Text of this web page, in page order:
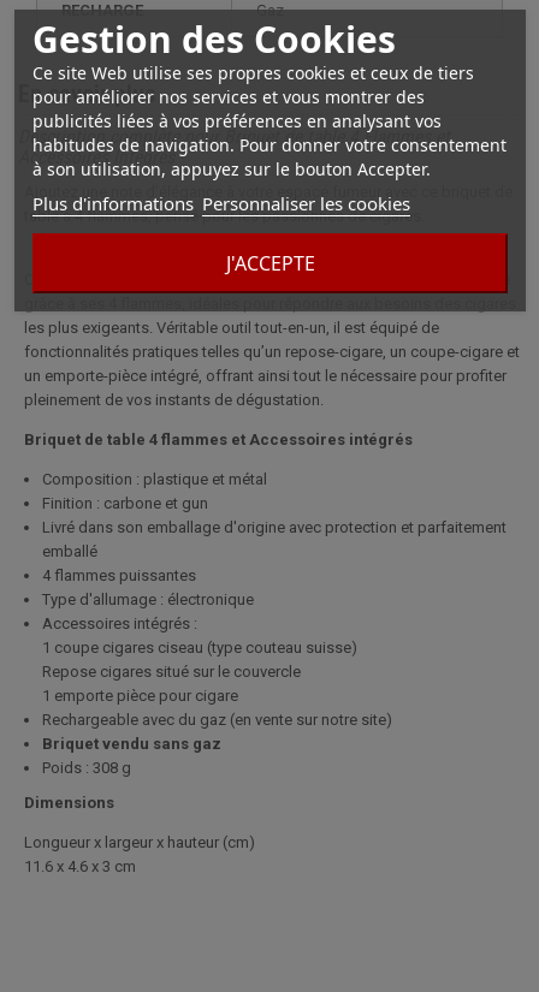
Gestion des Cookies
Ce site Web utilise ses propres cookies et ceux de tiers
pour améliorer nos services et vous montrer des
publicités liées à vos préférences en analysant vos
habitudes de navigation. Pour donner votre consentement
à son utilisation, appuyez sur le bouton Accepter.
Plus d'informations Personnaliser les cookies
J'ACCEPTE
RECHARGE gaz
En savoir plus
Description complète pour Briquet de table 4 Flammes et
Accessoires Intégrés
table à 4 flammes, pensé pour les passionnés de cigares.
Ce modèle robuste et raffiné garantit un allumage rapide et homogène
les plus exigeants. Véritable outil tout-en-un, il est équipé de
fonctionnalités pratiques telles qu’un repose-cigare, un coupe-cigare et
un emporte-pièce intégré, offrant ainsi tout le nécessaire pour profiter
pleinement de vos instants de dégustation.
Briquet de table 4 flammes et Accessoires intégrés
Composition : plastique et métal
Finition : carbone et gun
Livré dans son emballage d'origine avec protection et parfaitement
emballé
4 flammes puissantes
Type d'allumage : électronique
Accessoires intégrés :
1 coupe cigares ciseau (type couteau suisse)
Repose cigares situé sur le couvercle
1 emporte pièce pour cigare
Rechargeable avec du gaz (en vente sur notre site)
Briquet vendu sans gaz
Poids : 308 g
Dimensions
Longueur x largeur x hauteur (cm)
11.6 x 4.6 x 3 cm